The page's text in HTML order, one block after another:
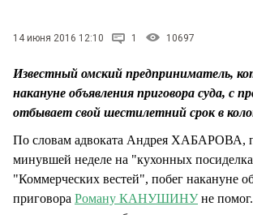
14 июня 2016 12:10 1 10697
Известный омский предприниматель,
накануне объявления приговора суда, с
отбывает свой шестилетний срок в
По словам адвоката Андрея ХАБАРОВА,
минувшей неделе на "кухонных
"Коммерческих вестей", побег накануне
приговора Роману КАНУШИНУне